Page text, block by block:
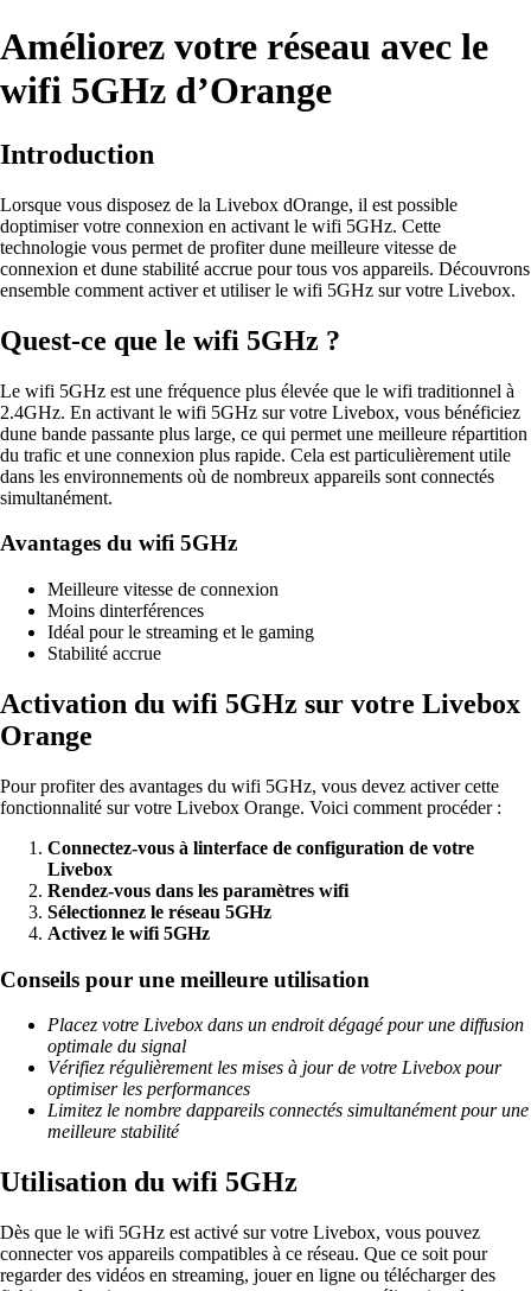
Améliorez votre réseau avec le
wifi 5GHz d’Orange
Introduction
Lorsque vous disposez de la Livebox dOrange, il est possible
doptimiser votre connexion en activant le wifi 5GHz. Cette
technologie vous permet de profiter dune meilleure vitesse de
connexion et dune stabilité accrue pour tous vos appareils. Découvrons
ensemble comment activer et utiliser le wifi 5GHz sur votre Livebox.
Quest-ce que le wifi 5GHz ?
Le wifi 5GHz est une fréquence plus élevée que le wifi traditionnel à
2.4GHz. En activant le wifi 5GHz sur votre Livebox, vous bénéficiez
dune bande passante plus large, ce qui permet une meilleure répartition
du trafic et une connexion plus rapide. Cela est particulièrement utile
dans les environnements où de nombreux appareils sont connectés
simultanément.
Avantages du wifi 5GHz
Meilleure vitesse de connexion
Moins dinterférences
Idéal pour le streaming et le gaming
Stabilité accrue
Activation du wifi 5GHz sur votre Livebox
Orange
Pour profiter des avantages du wifi 5GHz, vous devez activer cette
fonctionnalité sur votre Livebox Orange. Voici comment procéder :
Connectez-vous à linterface de configuration de votre
Livebox
Rendez-vous dans les paramètres wifi
Sélectionnez le réseau 5GHz
Activez le wifi 5GHz
Conseils pour une meilleure utilisation
Placez votre Livebox dans un endroit dégagé pour une diffusion
optimale du signal
Vérifiez régulièrement les mises à jour de votre Livebox pour
optimiser les performances
Limitez le nombre dappareils connectés simultanément pour une
meilleure stabilité
Utilisation du wifi 5GHz
Dès que le wifi 5GHz est activé sur votre Livebox, vous pouvez
connecter vos appareils compatibles à ce réseau. Que ce soit pour
regarder des vidéos en streaming, jouer en ligne ou télécharger des